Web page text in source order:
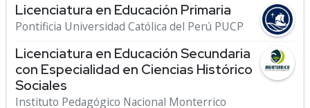
Licenciatura en Educación Primaria
Pontificia Universidad Católica del Perú PUCP
Licenciatura en Educación Secundaria
con Especialidad en Ciencias Histórico
Sociales
Instituto Pedagógico Nacional Monterrico